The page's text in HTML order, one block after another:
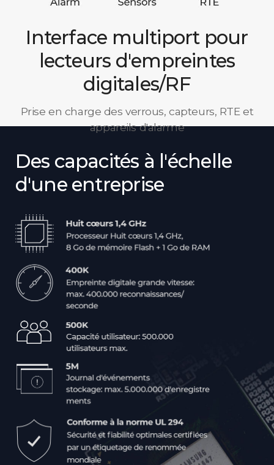
Interface multiport pour
lecteurs d'empreintes
digitales/RF
Prise en charge des verrous, capteurs, RTE et
appareils d'alarme
Des capacités à l'échelle
d'une entreprise